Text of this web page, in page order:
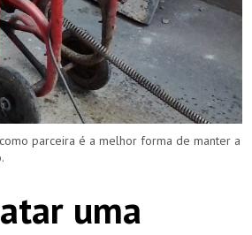
parceira é a melhor forma de manter a
uma